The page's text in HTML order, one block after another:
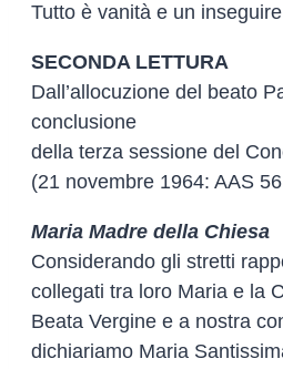
Tutto è vanità e un
SECONDA LETTURA
Dall’allocuzione del beato
conclusione
della terza sessione del
(21 novembre 1964: AAS
Maria Madre della Chiesa
Considerando gli stretti
collegati tra loro Maria e la
Beata Vergine e a nostra
dichiariamo Maria